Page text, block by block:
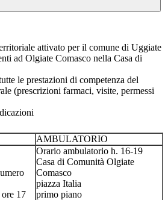
attivato per il comune di Uggiate
ad Olgiate Comasco nella Casa di
le prestazioni di competenza del
(prescrizioni farmaci, visite, permessi
AMBULATORIO
17
Orario ambulatorio h. 16-19
Casa di Comunità Olgiate
Comasco
piazza Italia
primo piano